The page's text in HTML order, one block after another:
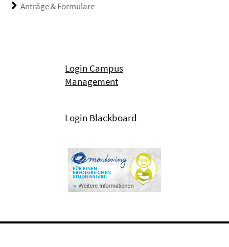
Anträge & Formulare
Login Campus
Management
Login Blackboard